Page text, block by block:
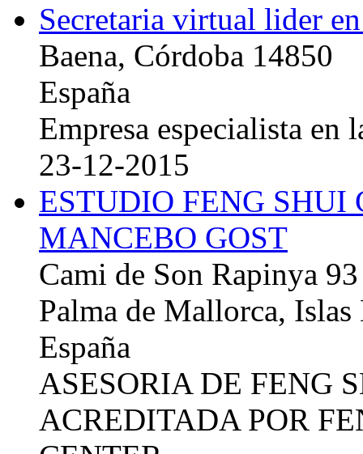
Secretaria virtual lider
Baena, Córdoba 14850
España
Empresa especialista en
23-12-2015
ESTUDIO FENG
MANCEBO GOST
Cami de Son Rapinya 93
Palma de Mallorca, Islas
España
ASESORIA DE FENG
ACREDITADA POR